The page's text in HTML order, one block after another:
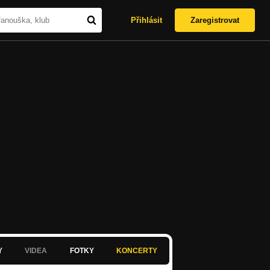
Přihlásit Zaregistrovat
VIDEA FOTKY KONCERTY